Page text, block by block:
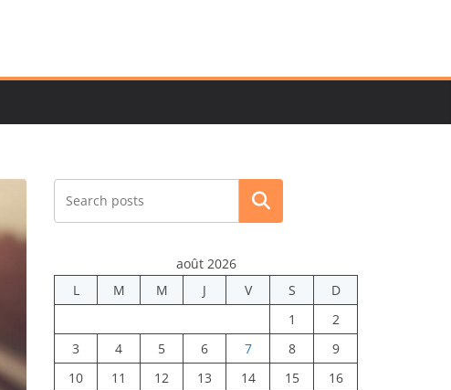
Rechercher
août 2026
L
M M J V S
D
1
2
3
4 5 6 7 8
9
10
11 12 13 14 15
16